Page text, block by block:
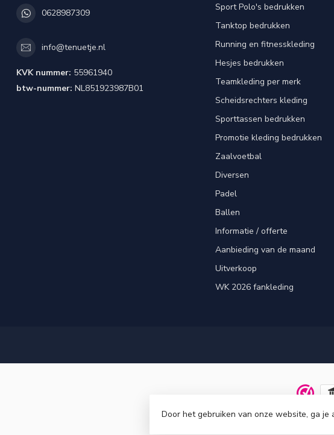
0628987309
info@tenuetje.nl
KVK nummer: 55961940
btw-nummer: NL851923987B01
Sport Polo's bedrukken
Tanktop bedrukken
Running en fitnesskleding
Hesjes bedrukken
Teamkleding per merk
Scheidsrechters kleding
Sporttassen bedrukken
Promotie kleding bedrukken
Zaalvoetbal
Diversen
Padel
Ballen
Informatie / offerte
Aanbieding van de maand
Uitverkoop
WK 2026 fankleding
Door het gebruiken van onze website, ga